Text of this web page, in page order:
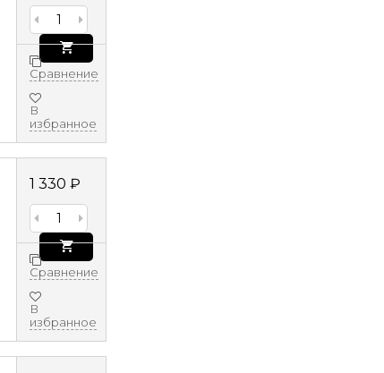
Сравнение
В
избранное
1 330 ₽
Сравнение
В
избранное